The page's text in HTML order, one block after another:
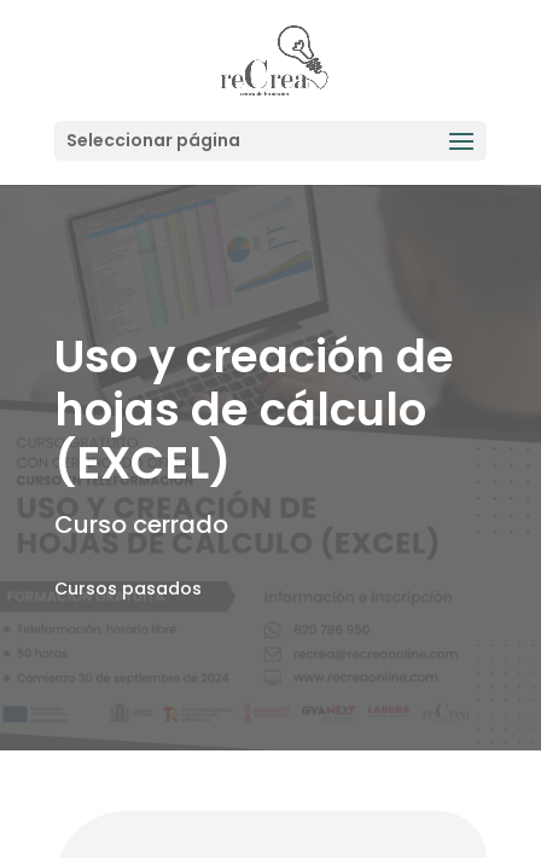
Seleccionar página
Uso y creación de
hojas de cálculo
(EXCEL)
Curso cerrado
Cursos pasados